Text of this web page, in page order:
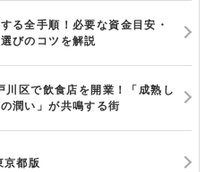
る全手順！必要な資金目安・
びのコツを解説
川区で飲食店を開業！「成熟し
潤い」が共鳴する街
京都版